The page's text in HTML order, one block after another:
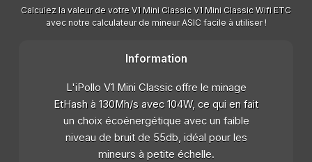
Calculez la valeur de votre V1 Mini Classic V1 Mini Classic Wifi ETC
avec notre calculateur de mineur ASIC facile à utiliser !
Information
L'iPollo V1 Mini Classic offre le minage
EtHash à 130Mh/s avec 104W, ce qui en fait
un choix écoénergétique avec un faible
niveau de bruit de 55db, idéal pour les
mineurs à petite échelle.